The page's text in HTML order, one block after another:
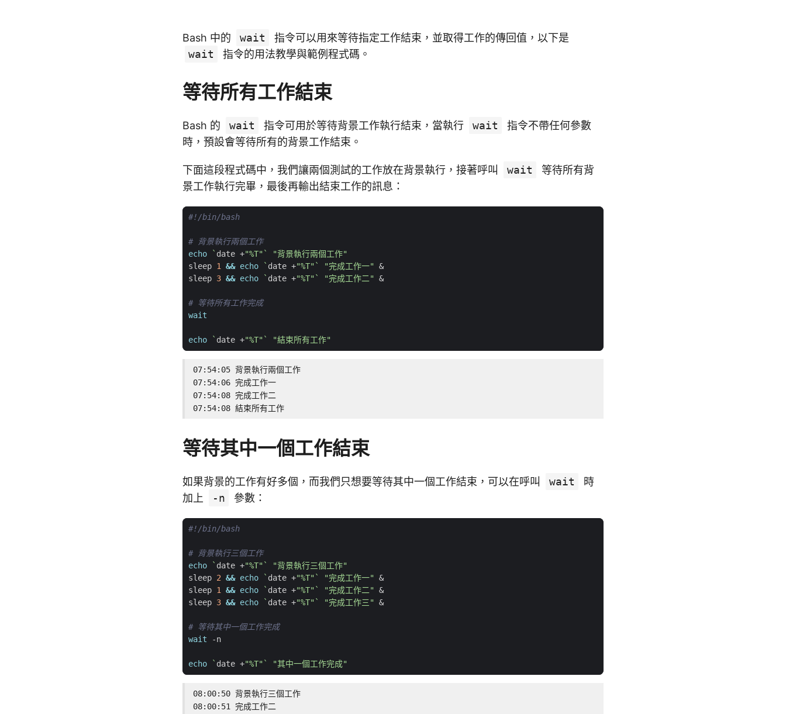
Bash 中的 wait
指令可以用來等待指定工作結束，並取得工作的傳回值，以下是
wait
指令的用法教學與範例程式碼。
等待所有工作結束
Bash 的 wait 指令可用於等待背景工作執行結束，當執行 wait
指令不帶任何參數
時，預設會等待所有的背景工作結束。
下面這段程式碼中，我們讓兩個測試的工作放在背景執行，接著呼叫 wait
等待所有背
景工作執行完畢，最後再輸出結束工作的訊息：
# 背景執行兩個工作
echo
` date +"%T" `
"背景執行兩個工作"
sleep 1 && echo ` date +"%T" ` "完成工作一" &
sleep 3 && echo ` date +"%T" ` "完成工作二" &
# 等待所有工作完成
wait
echo ` date +"%T" ` "結束所有工作"
07:54:05 背景執行兩個工作
07:54:06 完成工作一
07:54:08 完成工作二
07:54:08 結束所有工作
等待其中一個工作結束
如果背景的工作有好多個，而我們只想要等待其中一個工作結束，可以在呼叫 wait
時
加上
-n 參數：
# 背景執行三個工作
echo
` date +"%T" `
"背景執行三個工作"
sleep 2 && echo ` date +"%T" ` "完成工作一" &
sleep 1 && echo ` date +"%T" ` "完成工作二" &
sleep 3 && echo ` date +"%T" ` "完成工作三" &
# 等待其中一個工作完成
wait
echo ` date +"%T" ` "其中一個工作完成"
08:00:50 背景執行三個工作
08:00:51 完成工作二